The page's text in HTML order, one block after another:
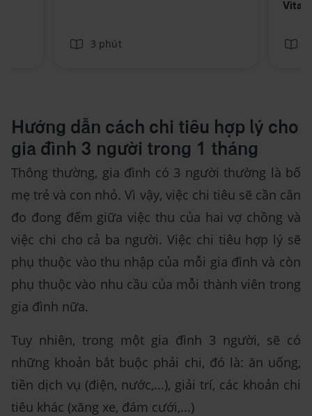
3 phút
Hướng dẫn cách chi tiêu hợp lý cho
gia đình 3 người trong 1 tháng
Thông thường, gia đình có 3 người thường là bố
mẹ trẻ và con nhỏ. Vì vậy, việc chi tiêu sẽ cần cân
đo đong đếm giữa việc thu của hai vợ chồng và
việc chi cho cả ba người. Việc chi tiêu hợp lý sẽ
phụ thuộc vào thu nhập của mỗi gia đình và còn
phụ thuộc vào nhu cầu của mỗi thành viên trong
gia đình nữa.
Tuy nhiên, trong một gia đình 3 người, sẽ có
những khoản bắt buộc phải chi, đó là: ăn uống,
tiền dịch vụ (điện, nước,...), giải trí, các khoản chi
tiêu khác (xăng xe, đám cưới,...)